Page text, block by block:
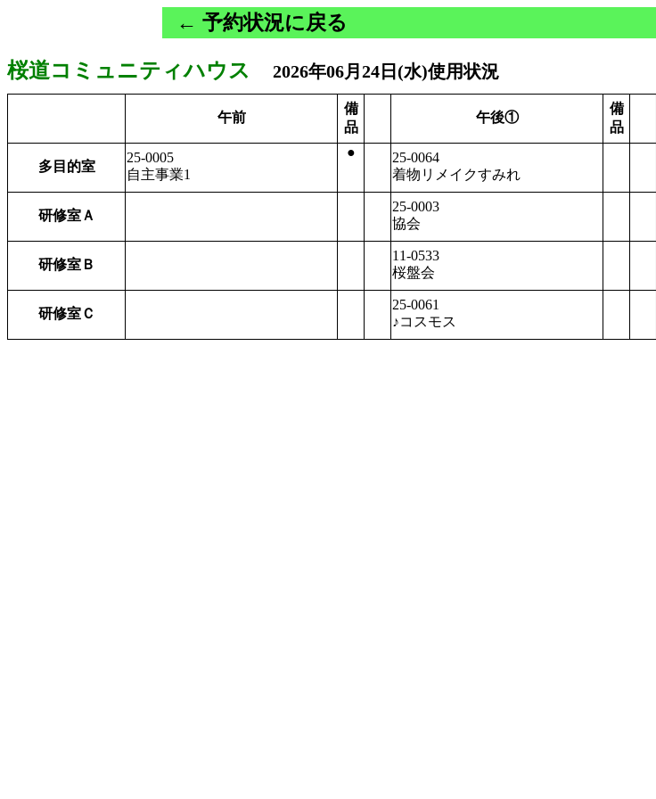
← 予約状況に戻る
桜道コミュニティハウス 2026年06月24日(水)使用状況
午前
備
品
午後①
備
品
多目的室
25-0005
自主事業1
●
25-0064
着物リメイクすみれ
研修室Ａ
25-0003
協会
研修室Ｂ
11-0533
桜盤会
研修室Ｃ
25-0061
♪コスモス